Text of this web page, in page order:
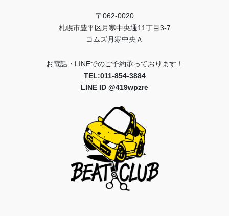
〒062-0020
札幌市豊平区月寒中央通11丁目3-7
コムズ月寒中央Ａ
お電話・LINEでのご予約承っております！
TEL:011-854-3884
LINE ID @419wpzre